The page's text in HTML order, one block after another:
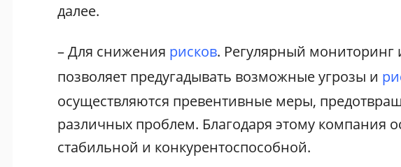
далее.
– Для снижения рисков. Регулярный мониторинг
позволяет предугадывать возможные угрозы и
осуществляются превентивные меры,
различных проблем. Благодаря этому компания
стабильной и конкурентоспособной.